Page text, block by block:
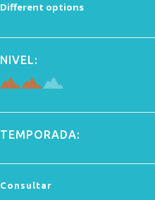
Different options
NIVEL:
TEMPORADA:
Consultar